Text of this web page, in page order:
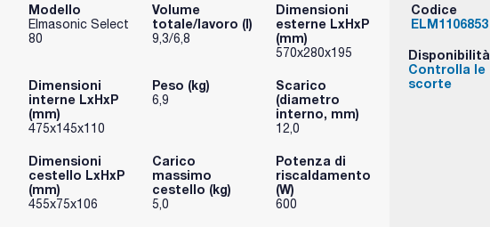
Modello
Elmasonic Select
80
Volume
totale/lavoro (l)
9,3/6,8
Dimensioni
esterne LxHxP
(mm)
570x280x195
Dimensioni
interne LxHxP
(mm)
475x145x110
Peso (kg)
6,9
Scarico
(diametro
interno, mm)
12,0
Dimensioni
cestello LxHxP
(mm)
455x75x106
Carico
massimo
cestello (kg)
5,0
Potenza di
riscaldamento
(W)
600
Codice
ELM1106853
Disponibilità
Controlla le
scorte